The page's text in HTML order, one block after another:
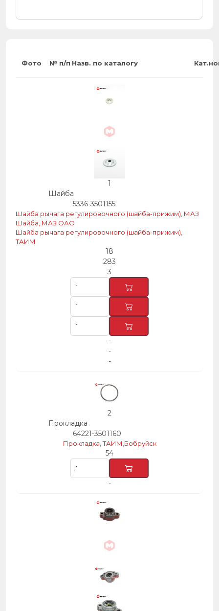
Фото № п/п Назв. по каталогу
1
Шайба
5336-3501155
Шайба рычага регулировочного (шайба-прижим), МАЗ
Шайба, МАЗ ОАО
Шайба рычага регулировочного (шайба-прижим),
ТАИМ
18
283
3
-
-
-
2
Прокладка
64221-3501160
Прокладка, ТАИМ,Бобруйск
54
-